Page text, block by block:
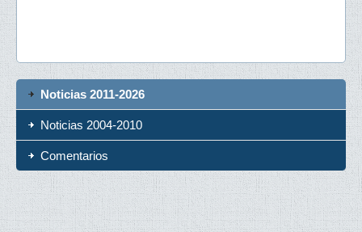
Noticias 2011-2026
Noticias 2004-2010
Comentarios